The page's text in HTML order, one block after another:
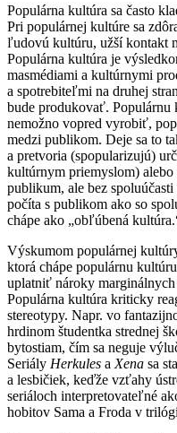
Populárna kultúra sa často
Pri populárnej kultúre sa
ľudovú kultúru, užší kontakt
Populárna kultúra je
masmédiami a kultúrnymi
a spotrebiteľmi na druhej
bude produkovať. Populárnu
nemožno vopred vyrobiť,
medzi publikom. Deje sa to
a pretvoria (spopularizujú)
kultúrnym priemyslom)
publikum, ale bez
počíta s publikom ako so
chápe ako „obľúbená
Výskumom populárnej
ktorá chápe populárnu
uplatniť nároky
Populárna kultúra kriticky
stereotypy. Napr. vo
hrdinom študentka strednej
bytostiam, čím sa neguje
Seriály Herkules a Xena sa
a lesbičiek, keďže vzťahy
seriáloch interpretovateľné
hobitov Sama a Froda v